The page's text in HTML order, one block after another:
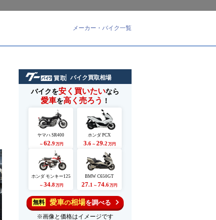
メーカー・バイク一覧
バイク買取相場
バイクを安く買いたいなら
愛車を高く売ろう ！
ヤマハ SR400
～ 62.9 万円
ホンダ PCX
3.6 ～ 29.2 万円
ホンダ モンキー125
～ 34.8万円
BMW C650GT
27.1 ～ 74.6万円
無料 愛車の相場を調べる
※画像と価格はイメージです